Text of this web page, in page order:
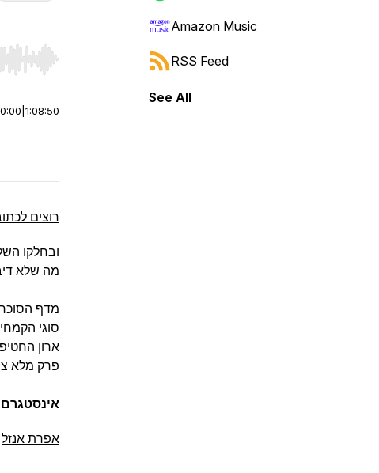
or end. Hold shift to jump forward or backward.
0:00 1:08:50
רוצים
ובחלקו
מה שלא
מדף
סוגי
ארון
פרק מלא
אפרת אנזל
Amazon Music
RSS Feed
See All